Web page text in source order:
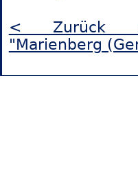
< Zurück
"Marienberg